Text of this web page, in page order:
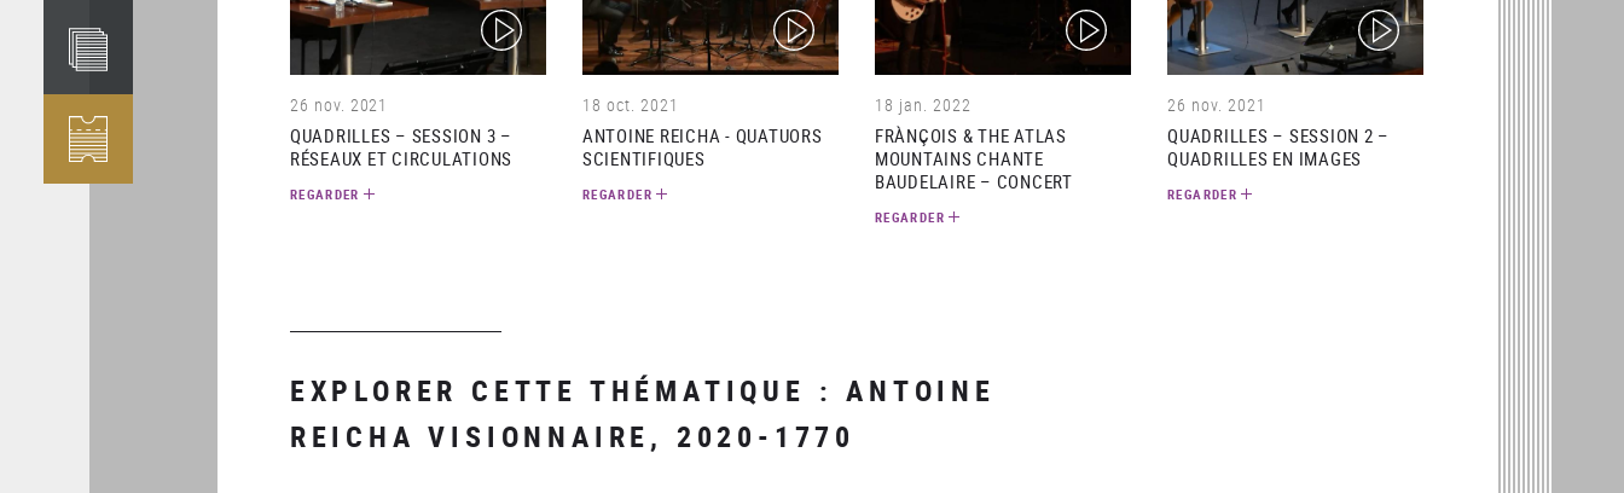
(video)
26 nov. 2021
QUADRILLES – SESSION 3 –
RÉSEAUX ET CIRCULATIONS
REGARDER
(video)
18 oct. 2021
ANTOINE REICHA - QUATUORS
SCIENTIFIQUES
REGARDER
(video)
18 jan. 2022
FRÀNÇOIS & THE ATLAS
MOUNTAINS CHANTE
BAUDELAIRE – CONCERT
REGARDER
(video)
26 nov. 2021
QUADRILLES – SESSION 2 –
QUADRILLES EN IMAGES
REGARDER
EXPLORER CETTE THÉMATIQUE : ANTOINE
REICHA VISIONNAIRE, 2020-1770